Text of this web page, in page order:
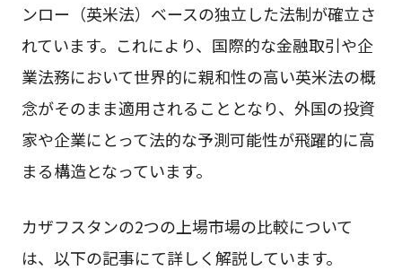
ンロー（英米法）ベースの独立した法制が確立さ
れています。これにより、国際的な金融取引や企
業法務において世界的に親和性の高い英米法の概
念がそのまま適用されることとなり、外国の投資
家や企業にとって法的な予測可能性が飛躍的に高
まる構造となっています。
カザフスタンの2つの上場市場の比較について
は、以下の記事にて詳しく解説しています。